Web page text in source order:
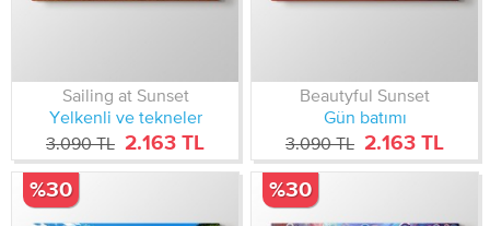
Sailing at Sunset
Yelkenli ve tekneler
3.090 TL 2.163 TL
Beautyful Sunset
Gün batımı
3.090 TL 2.163 TL
%30 %30